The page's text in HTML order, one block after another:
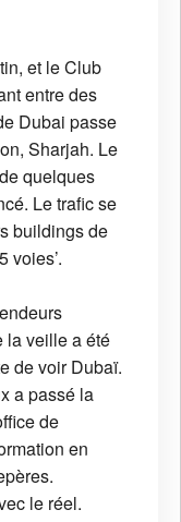
et le Club
entre des
Dubai passe
Sharjah. Le
quelques
Le trafic se
buildings de
voies’.
la veille a été
de voir Dubaï.
a passé la
de
en
le réel.